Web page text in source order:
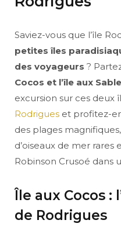
Saviez-vous que l’île
petites îles
des voyageurs ?
Cocos et l’île aux
excursion sur ces deux
Rodrigues et profitez-
des plages
d’oiseaux de mer
Robinson Crusoé dans
Île aux Cocos :
de Rodrigues